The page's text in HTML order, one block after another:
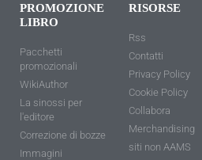
PROMOZIONE
LIBRO
Pacchetti
promozionali
WikiAuthor
La sinossi per
l'editore
Correzione di bozze
Immagini
RISORSE
Rss
Contatti
Privacy Policy
Cookie Policy
Collabora
Merchandising
siti non AAMS